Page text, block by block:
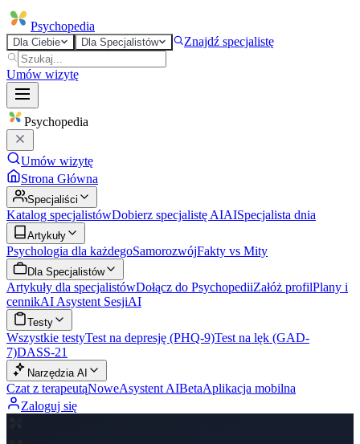
Psychopedia
Dla Ciebie Dla Specjalistów Znajdź specjalistę
Umów wizytę
Psychopedia
Umów wizytę
Strona Główna
Specjaliści
Katalog specjalistówDobierz specjalistę AIAISpecjalista dnia
Artykuły
Psychologia dla każdegoSamorozwójFakty vs Mity
Dla Specjalistów
Artykuły dla specjalistówDołącz do PsychopediiZałóż profilPlany i
cennikAI Asystent SesjiAI
Testy
Wszystkie testyTest na depresję (PHQ-9)Test na lęk (GAD-
7)DASS-21
Narzędzia AI
Czat z terapeutąNoweAsystent AIBetaAplikacja mobilna
Zaloguj się